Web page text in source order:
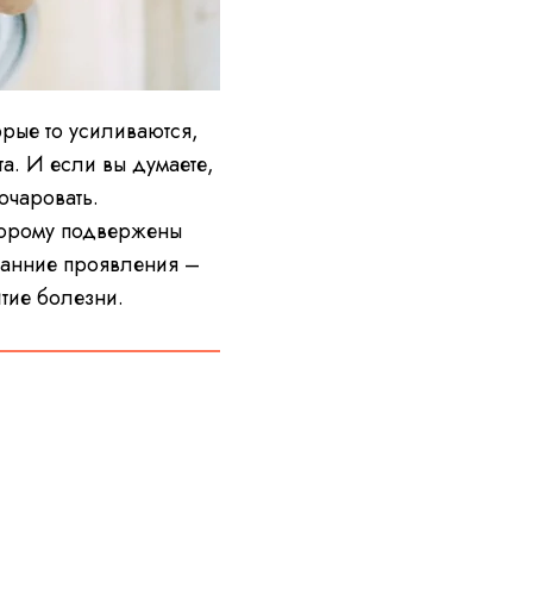
то усиливаются,
И если вы думаете,
подвержены
проявления –
болезни.